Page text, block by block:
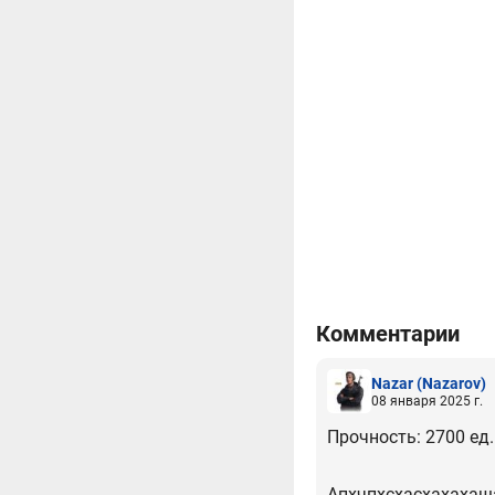
Комментарии
Nazar(Nazarov)
08 января 2025 г.
Прочность: 2700 ед.